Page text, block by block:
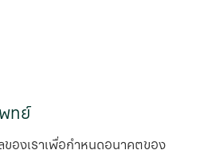
ทย์
ของเราเพื่อกําหนดอนาคตของ